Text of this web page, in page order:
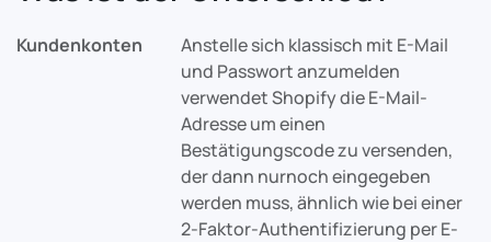
Kundenkonten
Anstelle sich klassisch mit E-Mail
und Passwort anzumelden
verwendet Shopify die E-Mail-
Adresse um einen
Bestätigungscode zu versenden,
der dann nurnoch eingegeben
werden muss, ähnlich wie bei einer
2-Faktor-Authentifizierung per E-